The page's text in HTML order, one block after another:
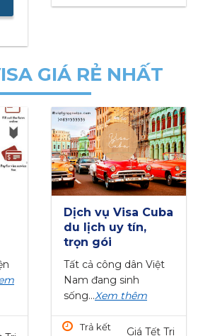
NHANH
GIÁ RẺ NHẤT
Dịch vụ Visa Cuba
du lịch uy tín,
trọn gói
Tất cả công dân Việt
Nam đang sinh
sống...Xem thêm
Trả kết
Giá Tết Tri